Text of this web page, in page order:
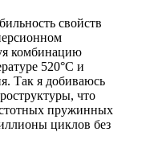
свойств
комбинацию
520°C и
Так я добиваюсь
что
пружинных
циклов без